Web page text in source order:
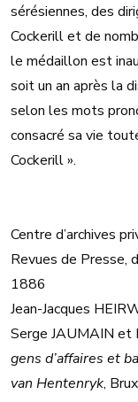
sérésiennes, des
Cockerill et de
le médaillon est
soit un an après la
selon les mots
consacré sa vie
Cockerill ».
Centre d’archives
Revues de Presse,
1886
Jean-Jacques
Serge JAUMAIN et
gens d’affaires et
van Hentenryk,